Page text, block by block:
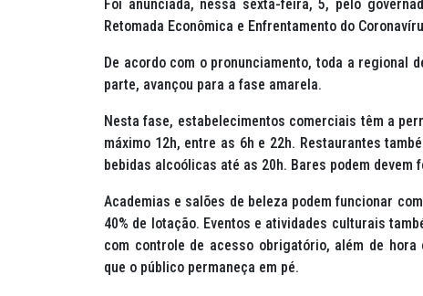
Foi anunciada, nessa sexta-feira, 5, pelo
Retomada Econômica e Enfrentamento do
De acordo com o pronunciamento, toda a regional
parte, avançou para a fase amarela.
Nesta fase, estabelecimentos comerciais têm a
máximo 12h, entre as 6h e 22h. Restaurantes
bebidas alcoólicas até as 20h. Bares podem devem
Academias e salões de beleza podem funcionar
40% de lotação. Eventos e atividades culturais
com controle de acesso obrigatório, além de
que o público permaneça em pé.